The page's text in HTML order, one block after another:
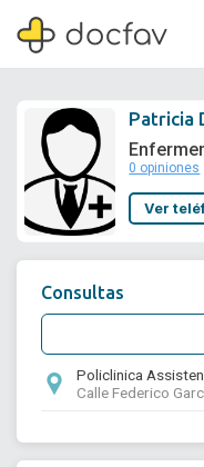
Patricia
0 opiniones
Ver
Consultas
Policlinica
Calle Federico